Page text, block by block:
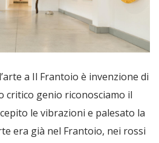
a Il Frantoio è invenzione di
critico genio riconosciamo il
le vibrazioni e palesato la
era già nel Frantoio, nei rossi